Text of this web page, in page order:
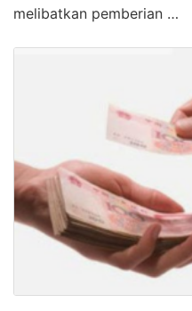
melibatkan pemberian …